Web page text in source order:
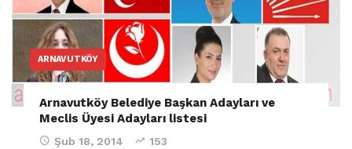
ARNAVUTKÖY
Arnavutköy Belediye Başkan Adayları ve
Meclis Üyesi Adayları listesi
Şub 18, 2014 153